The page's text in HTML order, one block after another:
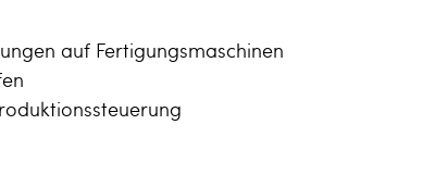
auf Fertigungsmaschinen